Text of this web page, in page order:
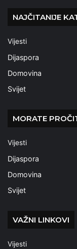
NAJČITANIJE
Vijesti
Dijaspora
Domovina
Svijet
MORATE
Vijesti
Dijaspora
Domovina
Svijet
VAŽNI LINKOVI
Vijesti